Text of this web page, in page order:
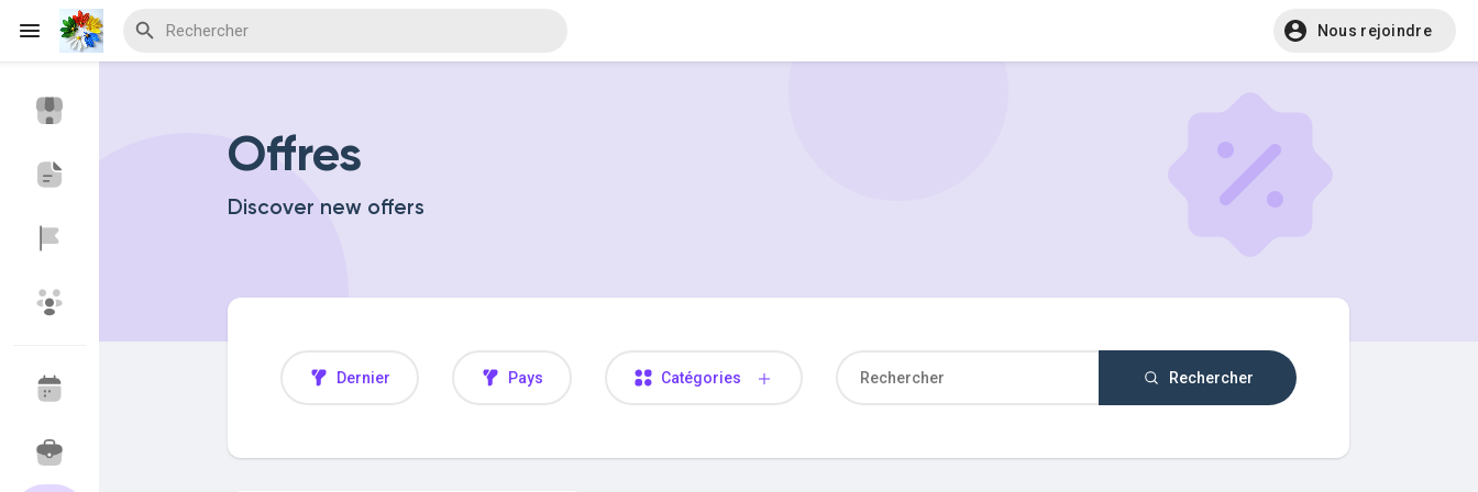
Nous rejoindre
Découvrir Evènements Mes événements
Mes groupes
Offres
Discover new offers
Dernier Pays Catégories Rechercher